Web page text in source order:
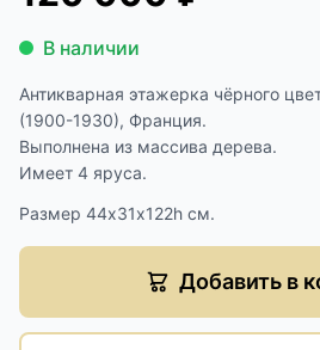
В наличии
Антикварная этажерка чёрного
(1900-1930), Франция.
Выполнена из массива дерева.
Имеет 4 яруса.
Размер 44х31х122h см.
Добавить в